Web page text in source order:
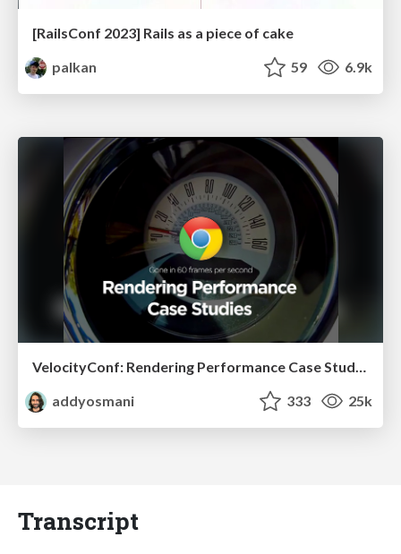
[RailsConf 2023] Rails as a piece of cake
palkan
59 6.9k
addyosmani
333 25k
Transcript